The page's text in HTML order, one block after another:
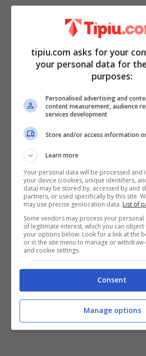
Dopo la batosta presa a
si è allontanata dal mondo
televisione, ma continua a
filo diretto con i suoi
settimana si fa sempre più
anche la voce di una sua
(ri)partecipazione a Uomini e
volta in veste di tronista.
tipiu.com asks for your
your personal data for
purposes:
Personalised advertising and
content measurement, audience
services development
Store and/or access information
Learn more
Your personal data will be processed and
your device (cookies, unique identifiers,
data) may be stored by, accessed by and
partners, or used specifically by this site.
may use precise geolocation data. List of
Some vendors may process your
of legitimate interest, which you can
your options below. Look for a link at the
or in the site menu to manage or withdraw
and cookie settings.
Consent
Manage options